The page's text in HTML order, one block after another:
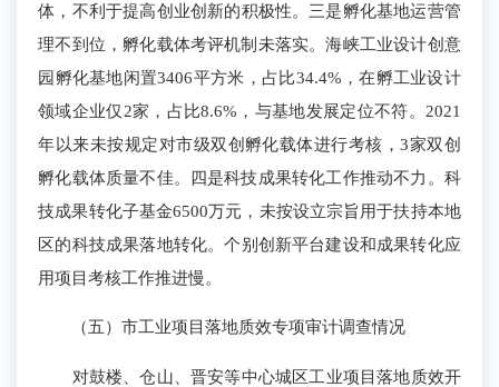
体 ，不利于提高创业创新的积极性。 三是孵化基地运营管
理不到位，孵化载体考评机制未落实。海峡工业设计创意
园孵化基地闲置3406平方米，占比34.4%，在孵工业设计
领域企业仅2家，占比8.6%，与基地发展定位不符。 2021
年以来未按规定对市级双创孵化载体进行考核，3家双创
孵化载体质量不佳。四是科技成果转化工作推动不力。科
技成果转化子基金6500万元，未按设立宗旨用于扶持本地
区的科技成果落地转化。个别创新平台建设和成果转化应
用项目考核工作推进慢。
（五）市工业项目落地质效专项审计调查情况
对鼓楼 、仓山 晋安等中心城区工业项目落地质效开